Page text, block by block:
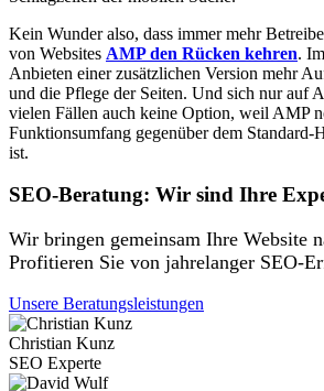
Kein Wunder also, dass immer mehr
von Websites AMP den Rücken kehren.
Anbieten einer zusätzlichen Version mehr
und die Pflege der Seiten. Und sich nur auf
vielen Fällen auch keine Option, weil AMP
Funktionsumfang gegenüber dem
ist.
SEO-Beratung: Wir sind Ihre
Wir bringen gemeinsam Ihre Website
Profitieren Sie von jahrelanger SEO-
Unsere Beratungsleistungen
Christian Kunz
SEO Experte